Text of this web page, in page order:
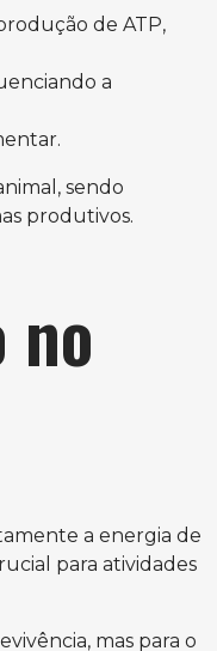
de ATP,
a
sendo
produtivos.
a energia de
para atividades
mas para o